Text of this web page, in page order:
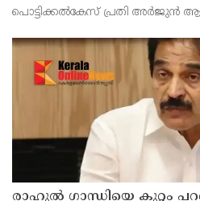
പൊട്ടിക്കൽകേസ് പ്രതി അര്‍ജുന്‍
മജിസ്‌ട്രേറ്റാണ് റിമാൻഡ് ചെയ്തത്
ജയില
രാഹുല്‍ ഗാന്ധിയെ കുറ്റം